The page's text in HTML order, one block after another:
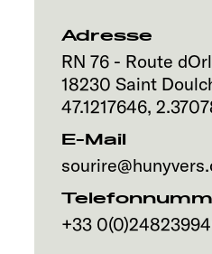
Adresse
RN 76 - Route
18230 Saint
47.1217646,
E-Mail
+33